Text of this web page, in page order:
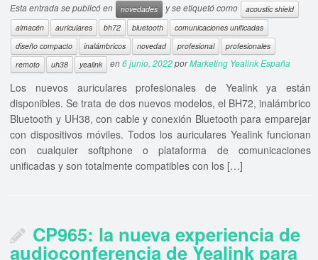
Esta entrada se publicó en novedades y se etiquetó como
acoustic shield
almacén
auriculares bh72 bluetooth
comunicaciones unificadas
diseño compacto
inalámbricos novedad profesional
profesionales
remoto
uh38 yealink en6 junio, 2022porMarketing Yealink España
Los nuevos auriculares profesionales de Yealink ya están
disponibles. Se trata de dos nuevos modelos, el BH72, inalámbrico
Bluetooth y UH38, con cable y conexión Bluetooth para emparejar
con dispositivos móviles. Todos los auriculares Yealink funcionan
con cualquier softphone o plataforma de comunicaciones
unificadas y son totalmente compatibles con los […]
CP965: la nueva experiencia de
audioconferencia de Yealink para